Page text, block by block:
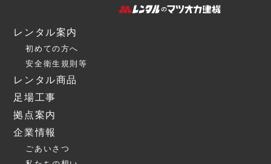
レンタル案内
初めての方へ
安全衛生規則等
レンタル商品
足場工事
拠点案内
企業情報
ごあいさつ